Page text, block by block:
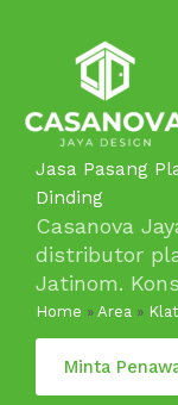
Jasa Pasang
Dinding
Casanova
distributor
Jatinom.
Home » Area »
Minta